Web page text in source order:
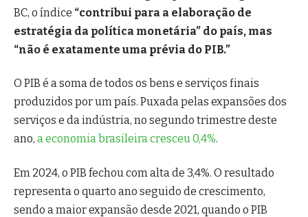
BC, o índice “contribui para a elaboração de
estratégia da política monetária” do país, mas
“não é exatamente uma prévia do PIB.”
O PIB é a soma de todos os bens e serviços finais
produzidos por um país. Puxada pelas expansões dos
serviços e da indústria, no segundo trimestre deste
ano, a economia brasileira cresceu 0,4%.
Em 2024, o PIB fechou com alta de 3,4%. O resultado
representa o quarto ano seguido de crescimento,
sendo a maior expansão desde 2021, quando o PIB